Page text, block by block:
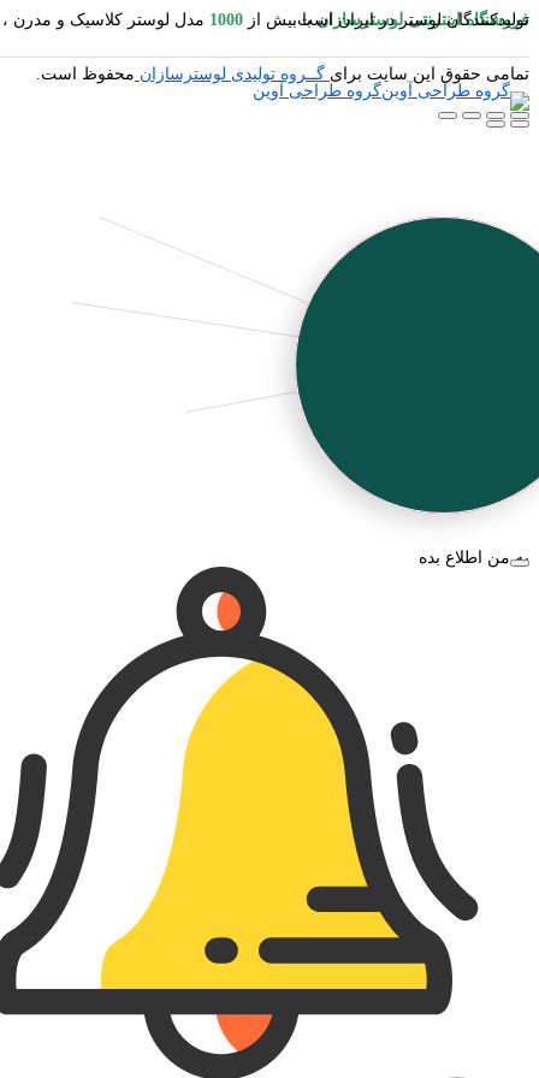
فروشگاه اینترنتی لوسترسازانبا بیش از 1000 مدل لوستر کلاسیک و مدرن ، آباژور ایستاده و رومیزی ، شمعدان ، میوه خوری ایستاده و رومیزی ، کنارسالنی ایستاده ، دیوارکوب ، گردسوز و محصولات چوبی یکی از بزرگترین تولیدکنندگان لوستر در ایران است.
تمامی حقوق این سایت برای گــروه تولیدی لوسترسازان محفوظ است.
گروه طراحی آوین
به من اطلاع بده